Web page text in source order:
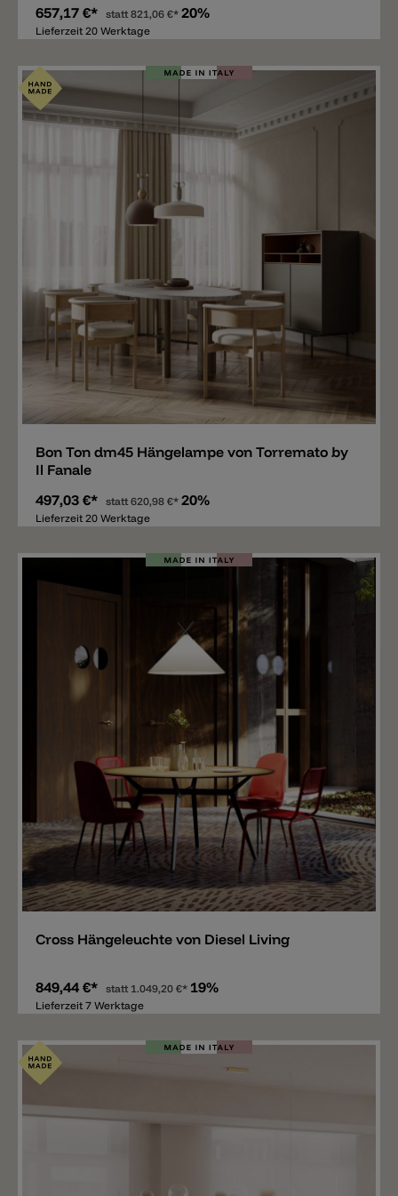
657,17 €* statt821,06 €* 20%
Lieferzeit 20 Werktage
Bon Ton dm45 Hängelampe von Torremato by
Il Fanale
497,03 €* statt620,98 €* 20%
Lieferzeit 20 Werktage
Merken
Cross Hängeleuchte von Diesel Living
849,44 €* statt 1.049,20 €* 19%
Lieferzeit 7 Werktage